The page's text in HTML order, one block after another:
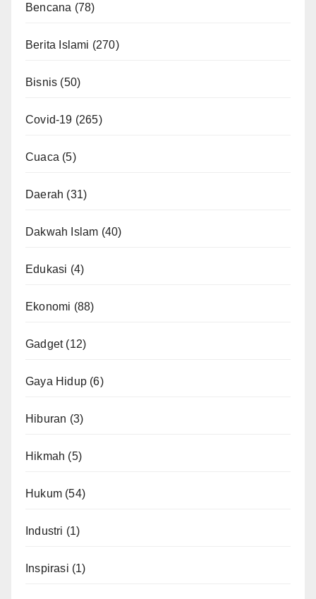
Bencana (78)
Berita Islami (270)
Bisnis (50)
Covid-19 (265)
Cuaca (5)
Daerah (31)
Dakwah Islam (40)
Edukasi (4)
Ekonomi (88)
Gadget(12)
Gaya Hidup (6)
Hiburan (3)
Hikmah (5)
Hukum (54)
Industri (1)
Inspirasi (1)